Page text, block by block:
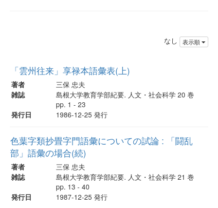
なし 表示順
「雲州往来」享禄本語彙表(上)
著者
三保 忠夫
雑誌
島根大学教育学部紀要. 人文・社会科学 20 巻
pp. 1 - 23
発行日
1986-12-25 発行
色葉字類抄畳字門語彙についての試論 : 「闘乱
部」語彙の場合(続)
著者
三保 忠夫
雑誌
島根大学教育学部紀要. 人文・社会科学 21 巻
pp. 13 - 40
発行日
1987-12-25 発行